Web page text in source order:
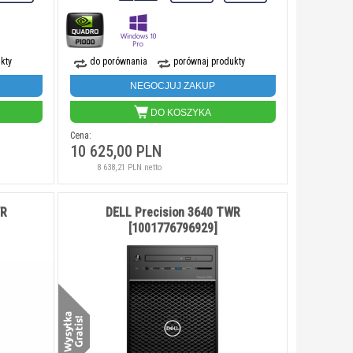
do porównania porównaj produkty
NEGOCJUJ ZAKUP
DO KOSZYKA
Cena:
10 625,00 PLN
8 638,21 PLN netto
DELL Precision 3640 TWR
[1001776796929]